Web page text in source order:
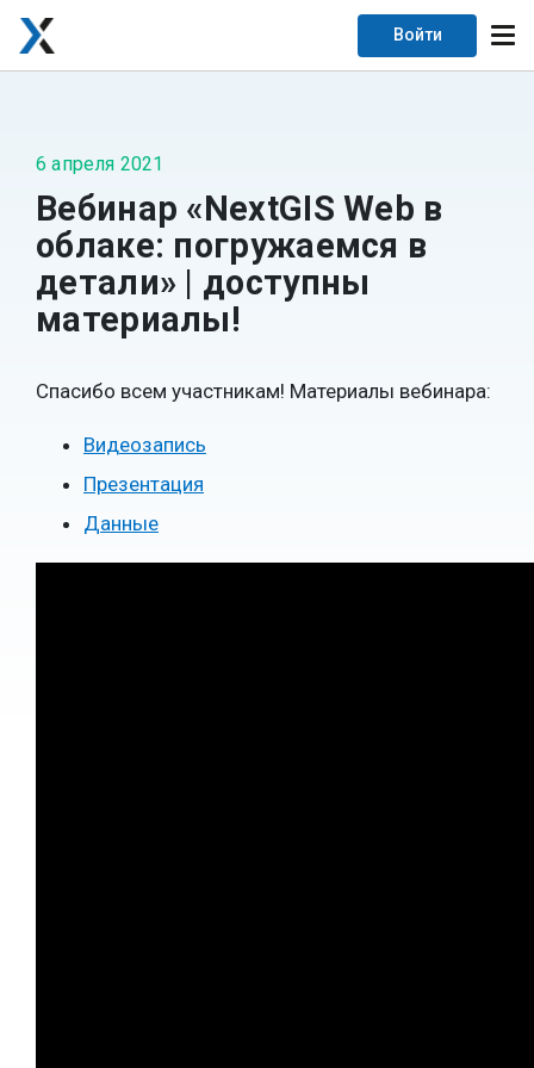
Войти
6 апреля 2021
Вебинар «NextGIS Web в
облаке: погружаемся в
детали» | доступны
материалы!
Спасибо всем участникам! Материалы вебинара:
Видеозапись
Презентация
Данные